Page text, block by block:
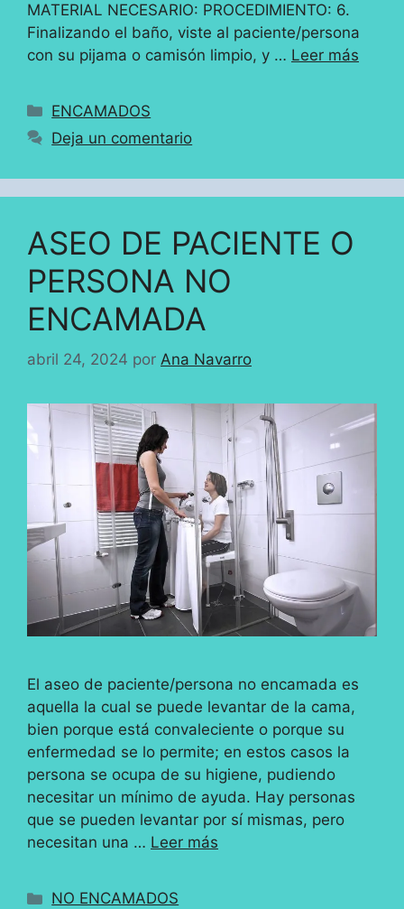
MATERIAL NECESARIO: PROCEDIMIENTO: 6.
Finalizando el baño, viste al paciente/persona
con su pijama o camisón limpio, y … Leer más
Categorías
ENCAMADOS
Deja un comentario
ASEO DE PACIENTE O
PERSONA NO
ENCAMADA
abril 24, 2024 por Ana Navarro
El aseo de paciente/persona no encamada es
aquella la cual se puede levantar de la cama,
bien porque está convaleciente o porque su
enfermedad se lo permite; en estos casos la
persona se ocupa de su higiene, pudiendo
necesitar un mínimo de ayuda. Hay personas
que se pueden levantar por sí mismas, pero
necesitan una … Leer más
Categorías
NO ENCAMADOS